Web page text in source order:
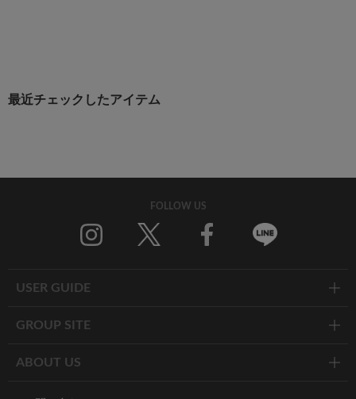
最近チェックしたアイテム
FOLLOW US
USER GUIDE
GROUP SITE
ABOUT US